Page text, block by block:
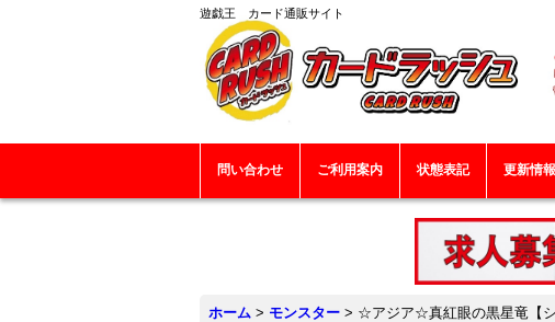
遊戯王 カード通販サイト
問い合わせ ご利用案内 状態表記 更新情報
ホーム > モンスター > ☆アジア☆真紅眼の黒星竜【シ